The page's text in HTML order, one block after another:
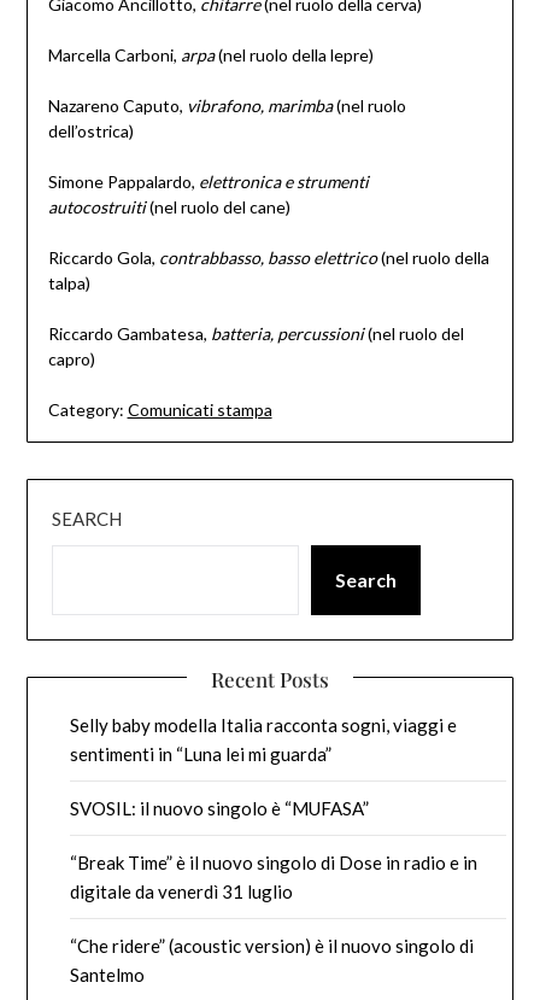
Giacomo Ancillotto, chitarre(nel ruolo della cerva)
Marcella Carboni, arpa(nel ruolo della lepre)
Nazareno Caputo, vibrafono, marimba(nel ruolo
dell’ostrica)
Simone Pappalardo, elettronica e strumenti
autocostruiti(nel ruolo del cane)
Riccardo Gola, contrabbasso, basso elettrico(nel ruolo della
talpa)
Riccardo Gambatesa, batteria, percussioni(nel ruolo del
capro)
Category: Comunicati stampa
SEARCH
Search
Recent Posts
Selly baby modella Italia racconta sogni, viaggi e
sentimenti in “Luna lei mi guarda”
SVOSIL: il nuovo singolo è “MUFASA”
“Break Time” è il nuovo singolo di Dose in radio e in
digitale da venerdì 31 luglio
“Che ridere” (acoustic version) è il nuovo singolo di
Santelmo